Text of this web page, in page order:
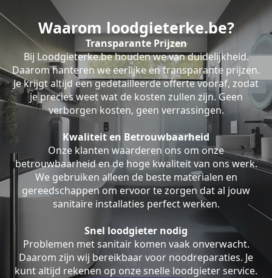
Waarom loodgieterke.be?
Transparante Prijzen
Bij Loodgieterke.be houden we van duidelijkheid.
Daarom hanteren we eerlijke en transparante prijzen.
Je krijgt altijd een gedetailleerde offerte vooraf, zodat
je precies weet wat de kosten zullen zijn. Geen
verborgen kosten, geen verrassingen.
Kwaliteit en Betrouwbaarheid
Onze klanten waarderen ons om onze
betrouwbaarheid en de hoge kwaliteit van ons werk.
We gebruiken alleen de beste materialen en
gereedschappen om ervoor te zorgen dat al jouw
sanitaire installaties perfect werken.
Snel loodgieter nodig
Problemen met sanitair komen vaak onverwacht.
Daarom zijn wij bereikbaar voor noodreparaties. Je
kunt altijd rekenen op onze snelle loodgieter service.